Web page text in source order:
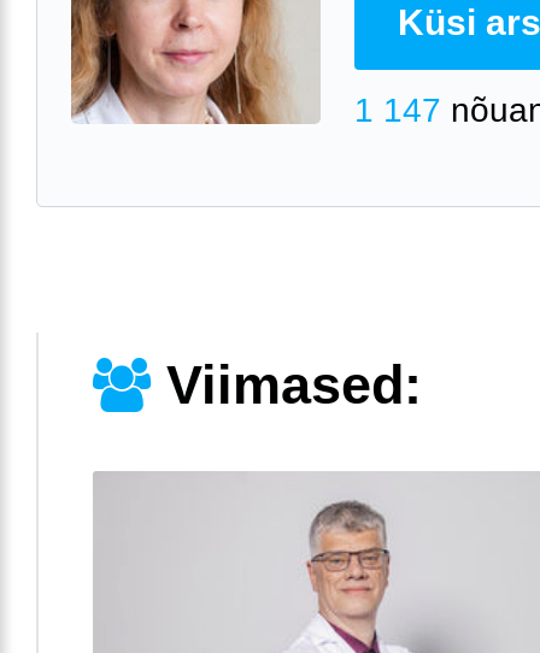
Küsi
1 147
Viimased: